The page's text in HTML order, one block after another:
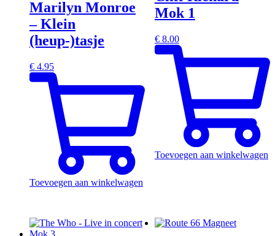
Marilyn Monroe
– Klein
(heup-)tasje
€ 4.95
Toevoegen aan winkelwagen
Mok 1
€8.00
Toevoegen aan winkelwagen